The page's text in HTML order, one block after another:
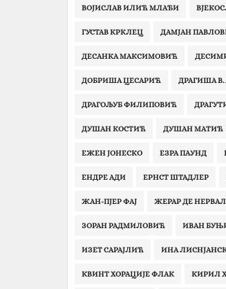
ВОЈИСЛАВ ИЛИЋ МЛАЂИ
ГУСТАВ КРКЛЕЦ ДАМЈАН
ДЕСАНКА МАКСИМОВИЋ
ДОБРИША ЦЕСАРИЋ ДРАГИША В.
ДРАГОЉУБ ФИЛИПОВИЋ
ДУШАН КОСТИЋ ДУШАН МАТИЋ
ЕЖЕН ЈОНЕСКО ЕЗРА ПАУНД
ЕНДРЕ АДИ ЕРНСТ ШТАДЛЕР
ЖАН-ПЈЕР ФАЈ ЖЕРАР ДЕ НЕРВАЛ
ЗОРАН РАДМИЛОВИЋ ИВАН
ИЗЕТ САРАЈЛИЋ ИНА
КВИНТ ХОРАЦИЈЕ ФЛАК КИРИЛ